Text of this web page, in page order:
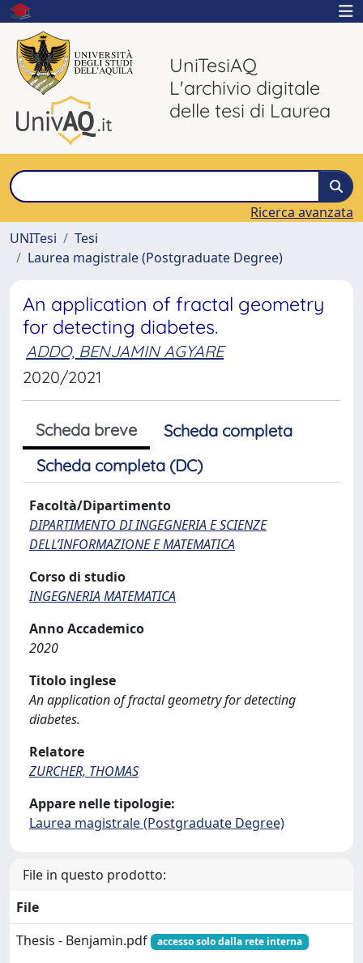
UniTesiAQ
L'archivio digitale
delle tesi di Laurea
Ricerca avanzata
UNITesi
Tesi
Laurea magistrale (Postgraduate Degree)
An application of fractal geometry
for detecting diabetes.
ADDO, BENJAMIN AGYARE
2020/2021
Scheda breve
Scheda completa
Scheda completa (DC)
Facoltà/Dipartimento
DIPARTIMENTO DI INGEGNERIA E SCIENZE
DELL’INFORMAZIONE E MATEMATICA
Corso di studio
INGEGNERIA MATEMATICA
Anno Accademico
2020
Titolo inglese
An application of fractal geometry for detecting
diabetes.
Relatore
ZURCHER, THOMAS
Appare nelle tipologie:
Laurea magistrale (Postgraduate Degree)
File in questo prodotto:
File
Thesis - Benjamin.pdf
accesso solo dalla rete interna